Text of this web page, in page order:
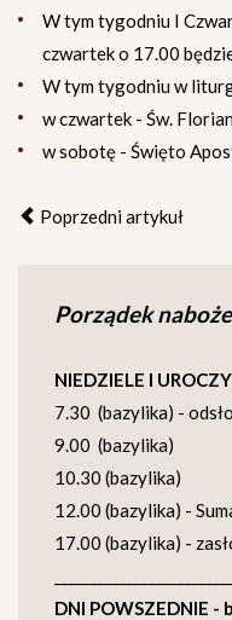
W tym tygodniu I
czwartek o 17.00
W tym tygodniu w
w czwartek - Św.
w sobotę - Święto
Poprzedni artykuł
Porządek
NIEDZIELE I
7.30 (bazylika) -
9.00 (bazylika)
10.30 (bazylika)
12.00 (bazylika) -
17.00 (bazylika) -
DNI POWSZEDNIE -